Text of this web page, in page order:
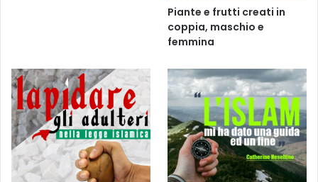
Piante e frutti creati in
coppia, maschio e
femmina